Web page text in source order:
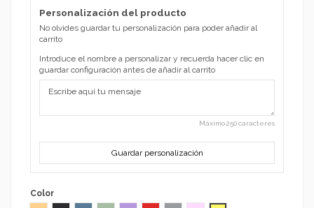
Personalización del producto
No olvides guardar tu personalización para poder añadir al
carrito
Introduce el nombre a personalizar y recuerda hacer clic en
guardar configuración antes de añadir al carrito
Máximo 250 caracteres
Guardar personalización
Color